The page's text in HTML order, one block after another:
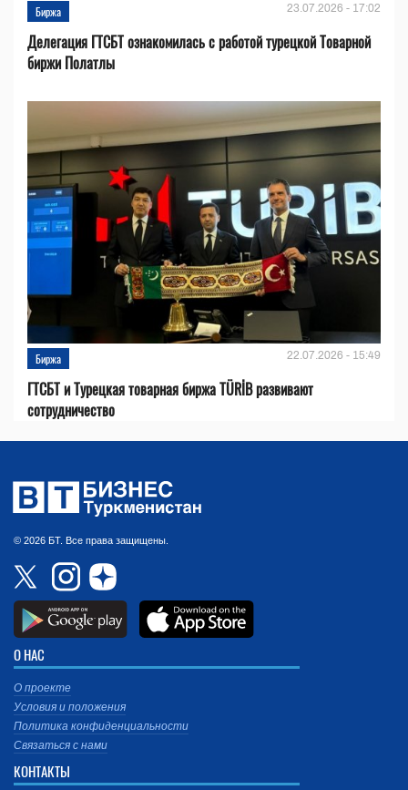
Биржа 23.07.2026 - 17:02
Делегация ГТСБТ ознакомилась с работой турецкой Товарной
биржи Полатлы
Биржа 22.07.2026 - 15:49
ГТСБТ и Турецкая товарная биржа TÜRİB развивают
сотрудничество
© 2026 БТ. Все права защищены.
О НАС
О проекте
Условия и положения
Политика конфиденциальности
Связаться с нами
КОНТАКТЫ